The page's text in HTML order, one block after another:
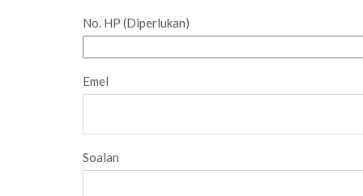
No. HP (Diperlukan)
Emel
Soalan